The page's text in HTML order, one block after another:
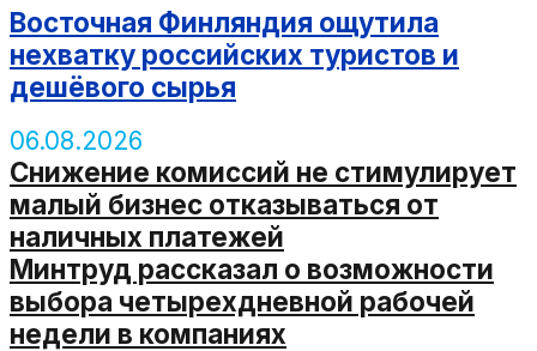
Восточная Финляндия ощутила
нехватку российских туристов и
дешёвого сырья
06.08.2026
Снижение комиссий не стимулирует
малый бизнес отказываться от
наличных платежей
Минтруд рассказал о возможности
выбора четырехдневной рабочей
недели в компаниях